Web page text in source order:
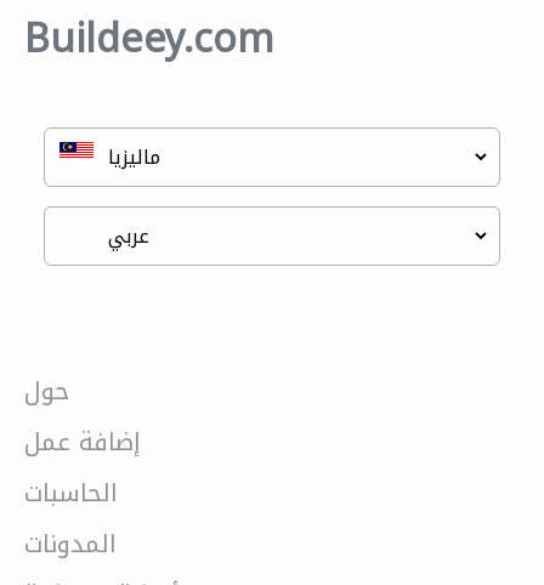
Buildeey.com
حول
إضافة عمل
الحاسبات
المدونات